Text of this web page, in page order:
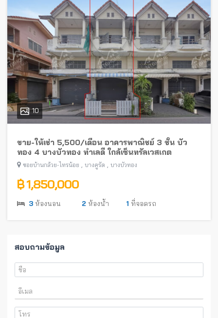
10
ขาย-ให้เช่า 5,500/เดือน อาคารพาณิชย์ 3 ชั้น บัว
ทอง 4 บางบัวทอง ทำเลดี ใกล้เซ็นทรัลเวสเกต
ซอยบ้านกล้วย-ไทรน้อย บางคูรัด บางบัวทอง
฿ 1,850,000
3 ห้องนอน 2 ห้องน้ำ 1 ที่จอดรถ
สอบถามข้อมูล